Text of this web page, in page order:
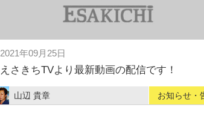
2021年09月25日
えさきちTVより最新動画の配信です！
山辺 貴章 お知らせ・